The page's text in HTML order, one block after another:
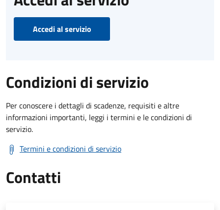
Accedi al servizio
Condizioni di servizio
Per conoscere i dettagli di scadenze, requisiti e altre
informazioni importanti, leggi i termini e le condizioni di
servizio.
Termini e condizioni di servizio
Contatti